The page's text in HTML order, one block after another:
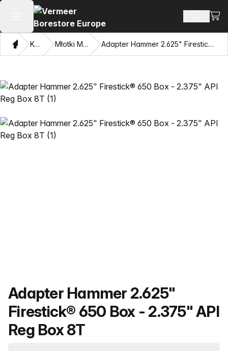
Otwórz menu główne Szukaj
DomKatalog Młotki Mincon™ HDD Adapter Hammer 2.625" Firestick® 650 Box - 2.375" API Reg Box 8T
Nazwa produktu
Adapter Hammer 2.625"
Firestick® 650 Box - 2.375" API
Reg Box 8T